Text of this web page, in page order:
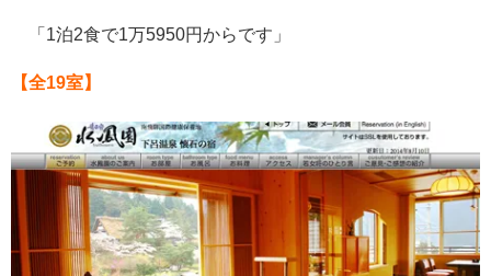
「1泊2食で1万5950円からです」
【全19室】